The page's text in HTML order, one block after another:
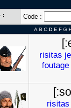
: Code :
A B C D E F G
risitas
foutage
risitas